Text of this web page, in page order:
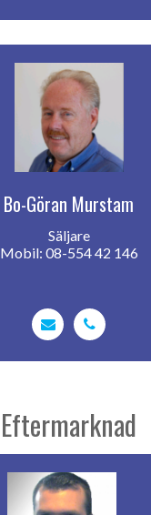
Bo-Göran Murstam
Säljare
Mobil: 08-554 42 146
Eftermarknad